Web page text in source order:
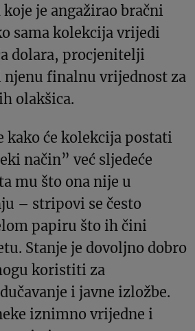
je angažirao bračni
sama kolekcija vrijedi
dolara, procjenitelji
finalnu vrijednost za
olakšica.
kako će kolekcija postati
način” već sljedeće
mu što ona nije u
– stripovi se često
papiru što ih čini
Stanje je dovoljno dobro
koristiti za
i javne izložbe.
iznimno vrijedne i